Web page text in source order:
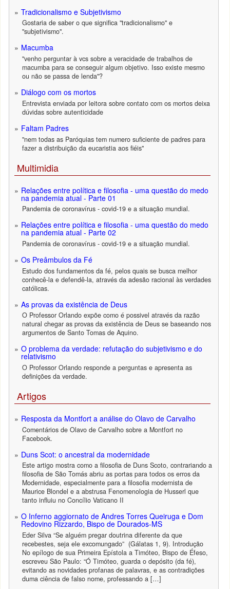
Tradicionalismo e Subjetivismo
Gostaria de saber o que significa "tradicionalismo" e
"subjetivismo".
Macumba
"venho perguntar à vcs sobre a veracidade de trabalhos de
macumba para se conseguir algum objetivo. Isso existe mesmo
ou não se passa de lenda"?
Diálogo com os mortos
Entrevista enviada por leitora sobre contato com os mortos deixa
dúvidas sobre autenticidade
Faltam Padres
"nem todas as Paróquias tem numero suficiente de padres para
fazer a distribuição da eucaristia aos fiéis"
Multimidia
Relações entre política e filosofia - uma questão do medo
na pandemia atual - Parte 01
Pandemia de coronavírus - covid-19 e a situação mundial.
Relações entre política e filosofia - uma questão do medo
na pandemia atual - Parte 02
Pandemia de coronavírus - covid-19 e a situação mundial.
Os Preâmbulos da Fé
Estudo dos fundamentos da fé, pelos quais se busca melhor
conhecê-la e defendê-la, através da adesão racional às verdades
católicas.
As provas da existência de Deus
O Professor Orlando expõe como é possivel através da razão
natural chegar as provas da existência de Deus se baseando nos
argumentos de Santo Tomas de Aquino.
O problema da verdade: refutação do subjetivismo e do
relativismo
O Professor Orlando responde a perguntas e apresenta as
definições da verdade.
Artigos
Resposta da Montfort a análise do Olavo de Carvalho
Comentários de Olavo de Carvalho sobre a Montfort no
Facebook.
Duns Scot: o ancestral da modernidade
Este artigo mostra como a filosofia de Duns Scoto, contrariando a
filosofia de São Tomás abriu as portas para todos os erros da
Modernidade, especialmente para a filosofia modernista de
Maurice Blondel e a abstrusa Fenomenologia de Husserl que
tanto influiu no Concílio Vaticano II
O Inferno aggiornato de Andres Torres Queiruga e Dom
Redovino Rizzardo, Bispo de Dourados-MS
Eder Silva “Se alguém pregar doutrina diferente da que
recebestes, seja ele excomungado” (Gálatas 1, 9). Introdução
No epílogo de sua Primeira Epístola a Timóteo, Bispo de Éfeso,
escreveu São Paulo: “Ó Timóteo, guarda o depósito (da fé),
evitando as novidades profanas de palavras, e as contradições
duma ciência de falso nome, professando a […]